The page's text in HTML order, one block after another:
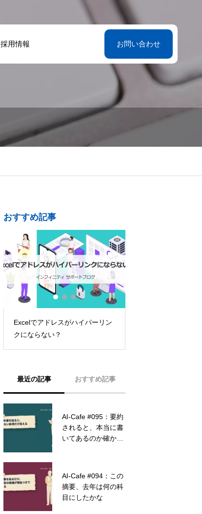
採用情報 お問い合わせ
おすすめ記事
#007：Excel データ活用 – 表を
データベースに変える魔法のテ
最近の記事 おすすめ記事
AI-Cafe #095：要約
されると、本当に書
いてあるのか確かめ
AI-Cafe #094：この
摘要、去年は何の科
目にしたかな
テレワークって何だ
ろう？
AI-Cafe #066：AIは
「連携」で化ける。
ZapierやMakeなど